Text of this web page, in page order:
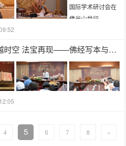
展出近百件佛教经典 “ 穿越时空 法宝再现——佛经写本与刻本特展 ”记者会召开
4 5 6 7 8 »